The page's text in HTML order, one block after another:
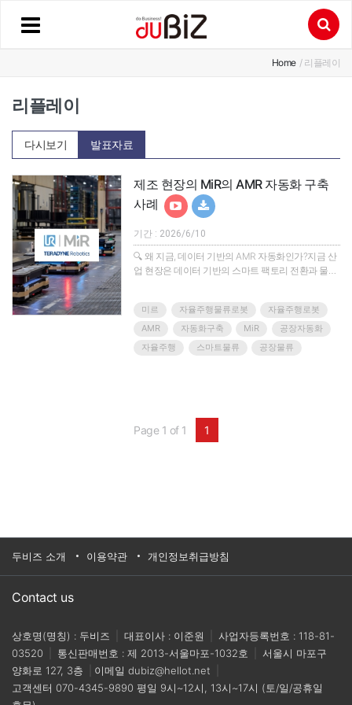
Home / 리플레이
리플레이
다시보기 발표자료
제조 현장의 MiR의 AMR 자동화 구축
사례
기간 : 2026/6/10
🔍 왜 지금, 데이터 기반의 AMR 자동화인가?지금 산
업 현장은 데이터 기반의 스마트 팩토리 전환과 물류
AMR(자율주행로봇)이 핵심 해결책으로 떠오르고 있
습니다.AMR은 단순한 이송을 넘어 사람과의 안전한
협업과 작업 안정성을 보장합니다.무엇보다 데이터
기반의 스마트 팩토리 구현을 통해 운영 효율성을 극
미르 자율주행물류로봇
자율주행로봇
AMR
자동화구축 MiR
공장자동화
자율주행
스마트물류 공장물류
Page 1 of 1 1
두비즈 소개 이용약관 개인정보취급방침
Contact us
상호명(명칭) : 두비즈 대표이사 : 이준원
사업자등록번호 : 118-81-
03520
통신판매번호 : 제 2013-서울마포-1032호
서울시 마포구
양화로 127, 3층
이메일 dubiz@hellot.net
고객센터 070-4345-9890 평일 9시~12시, 13시~17시 (토/일/공휴일